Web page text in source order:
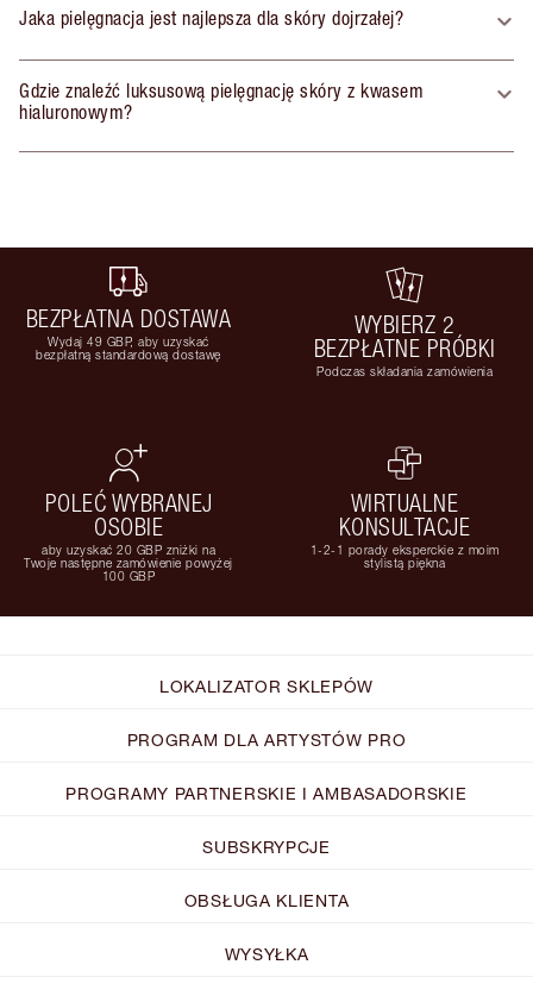
Jaka pielęgnacja jest najlepsza dla skóry dojrzałej?
Gdzie znaleźć luksusową pielęgnację skóry z kwasem
hialuronowym?
BEZPŁATNA DOSTAWA
Wydaj 49 GBP, aby uzyskać
bezpłatną standardową dostawę
WYBIERZ 2
BEZPŁATNE PRÓBKI
Podczas składania zamówienia
POLEĆ WYBRANEJ
OSOBIE
aby uzyskać 20 GBP zniżki na
Twoje następne zamówienie powyżej
100 GBP
WIRTUALNE
KONSULTACJE
1-2-1 porady eksperckie z moim
stylistą piękna
LOKALIZATOR SKLEPÓW
PROGRAM DLA ARTYSTÓW PRO
PROGRAMY PARTNERSKIE I AMBASADORSKIE
SUBSKRYPCJE
OBSŁUGA KLIENTA
WYSYŁKA